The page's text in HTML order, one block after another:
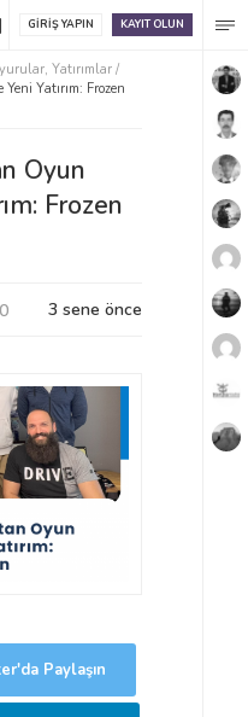
KAYIT OLUN
GIRIŞ YAPIN
, Yatırımlar /
Yatırım: Frozen
Oyun
Frozen
0 3 sene önce
Paylaşın